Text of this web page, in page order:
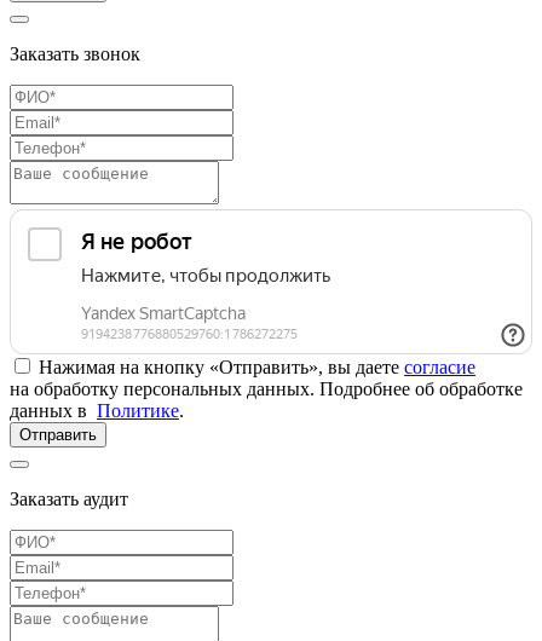
Заказать звонок
Нажимая на кнопку «Отправить», вы даете согласие
на обработку персональных данных. Подробнее об обработке
данных в Политике.
Отправить
Заказать аудит